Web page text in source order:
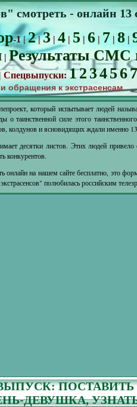
смотреть - онлайн 13
-1 |2|3 | 4 | 5 | 6 | 7 | 8 |
|Результаты СМС
| Спецвыпуски: 12 34567
обращения к экстрасенсам
который испытывает людей
таинственной силе этого
колдунов и ясновидящих ждали именно
десятки листов. Этих людей
конкурентов.
на нашем сайте бесплатно, это
полюбилась российским
ВЫПУСК:
ДЕВУШКА,